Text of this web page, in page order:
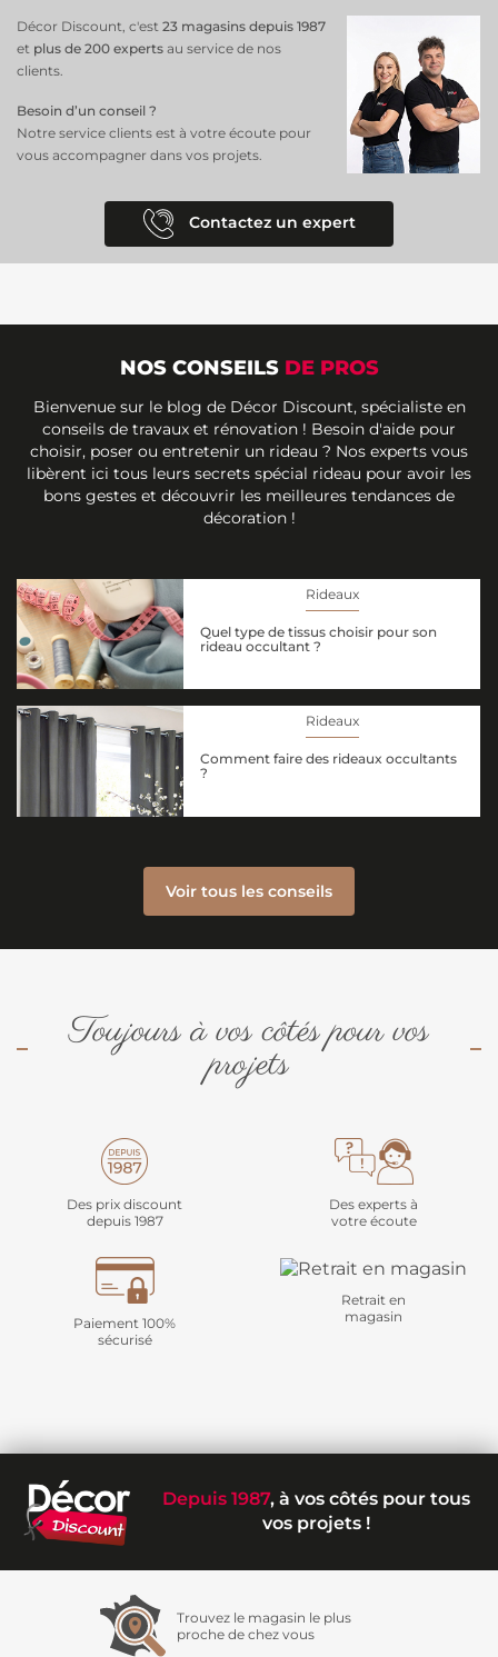
Décor Discount, c'est 23 magasins depuis 1987
et plus de 200 experts au service de nos
clients.
Besoin d’un conseil ?
Notre service clients est à votre écoute pour
vous accompagner dans vos projets.
Contactez un expert
NOS CONSEILS DE PROS
Bienvenue sur le blog de Décor Discount, spécialiste en
conseils de travaux et rénovation ! Besoin d'aide pour
choisir, poser ou entretenir un rideau ? Nos experts vous
libèrent ici tous leurs secrets spécial rideau pour avoir les
bons gestes et découvrir les meilleures tendances de
décoration !
Rideaux
Quel type de tissus choisir pour son
rideau occultant ?
Rideaux
Comment faire des rideaux occultants
?
Voir tous les conseils
Toujours à vos côtés pour vos
projets
Des prix discount
depuis 1987
Des experts à
votre écoute
Paiement 100%
sécurisé
Retrait en
magasin
Depuis 1987, à vos côtés pour tous
vos projets !
Trouvez le magasin le plus
proche de chez vous